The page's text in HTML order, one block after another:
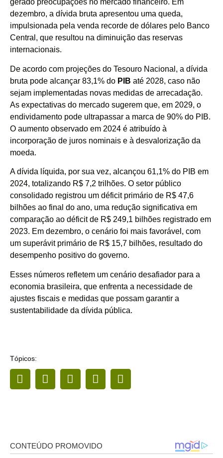
gerado preocupações no mercado financeiro. Em
dezembro, a dívida bruta apresentou uma queda,
impulsionada pela venda recorde de dólares pelo Banco
Central, que resultou na diminuição das reservas
internacionais.
De acordo com projeções do Tesouro Nacional, a dívida
bruta pode alcançar 83,1% do PIB até 2028, caso não
sejam implementadas novas medidas de arrecadação.
As expectativas do mercado sugerem que, em 2029, o
endividamento pode ultrapassar a marca de 90% do PIB.
O aumento observado em 2024 é atribuído à
incorporação de juros nominais e à desvalorização da
moeda.
A dívida líquida, por sua vez, alcançou 61,1% do PIB em
2024, totalizando R$ 7,2 trilhões. O setor público
consolidado registrou um déficit primário de R$ 47,6
bilhões ao final do ano, uma redução significativa em
comparação ao déficit de R$ 249,1 bilhões registrado em
2023. Em dezembro, o cenário foi mais favorável, com
um superávit primário de R$ 15,7 bilhões, resultado do
desempenho positivo do governo.
Esses números refletem um cenário desafiador para a
economia brasileira, que enfrenta a necessidade de
ajustes fiscais e medidas que possam garantir a
sustentabilidade da dívida pública.
Tópicos: